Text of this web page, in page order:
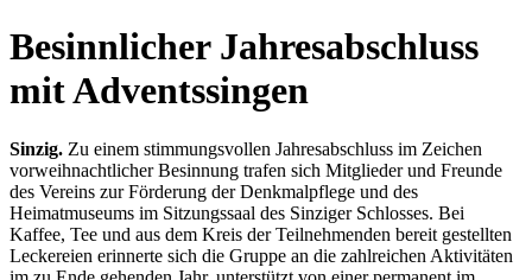
Besinnlicher Jahresabschluss
mit Adventssingen
Sinzig. Zu einem stimmungsvollen Jahresabschluss im Zeichen
vorweihnachtlicher Besinnung trafen sich Mitglieder und Freunde
des Vereins zur Förderung der Denkmalpflege und des
Heimatmuseums im Sitzungssaal des Sinziger Schlosses. Bei
Kaffee, Tee und aus dem Kreis der Teilnehmenden bereit gestellten
Leckereien erinnerte sich die Gruppe an die zahlreichen Aktivitäten